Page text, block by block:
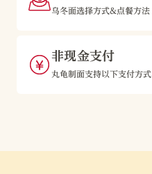
乌冬面选择方式&点餐方法
非现金支付
丸龟制面支持以下支付方式